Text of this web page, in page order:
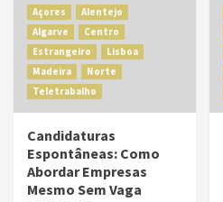
Açores
Alentejo
Algarve
Centro
Estrangeiro
Lisboa
Madeira
Norte
Teletrabalho
Candidaturas
Espontâneas: Como
Abordar Empresas
Mesmo Sem Vaga